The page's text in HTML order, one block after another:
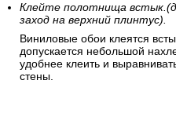
Клейте полотнища
заход на верхний плинтус).
Виниловые обои клеятся
допускается небольшой
удобнее клеить и
стены.